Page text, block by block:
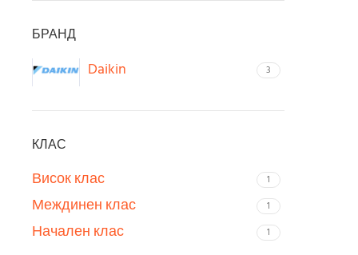
БРАНД
Daikin
3
КЛАС
Висок клас
1
Междинен клас 1
Начален клас 1